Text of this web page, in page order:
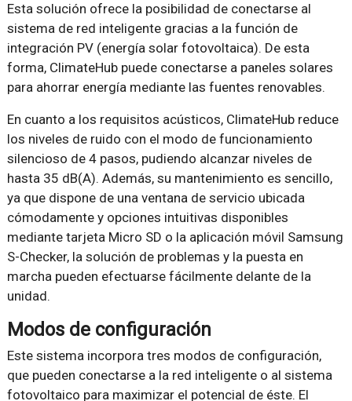
Esta solución ofrece la posibilidad de conectarse al
sistema de red inteligente gracias a la función de
integración PV (energía solar fotovoltaica). De esta
forma, ClimateHub puede conectarse a paneles solares
para ahorrar energía mediante las fuentes renovables.
En cuanto a los requisitos acústicos, ClimateHub reduce
los niveles de ruido con el modo de funcionamiento
silencioso de 4 pasos, pudiendo alcanzar niveles de
hasta 35 dB(A). Además, su mantenimiento es sencillo,
ya que dispone de una ventana de servicio ubicada
cómodamente y opciones intuitivas disponibles
mediante tarjeta Micro SD o la aplicación móvil Samsung
S-Checker, la solución de problemas y la puesta en
marcha pueden efectuarse fácilmente delante de la
unidad.
Modos de configuración
Este sistema incorpora tres modos de configuración,
que pueden conectarse a la red inteligente o al sistema
fotovoltaico para maximizar el potencial de éste. El